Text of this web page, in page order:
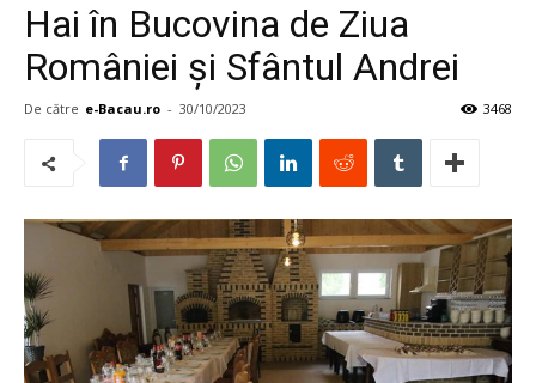
Hai în Bucovina de Ziua
României şi Sfântul Andrei
De către e-Bacau.ro - 30/10/2023 3468